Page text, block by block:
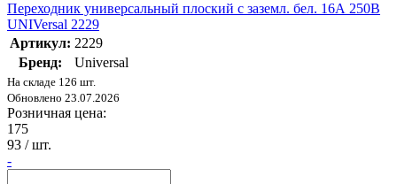
Переходник универсальный плоский с заземл. бел. 16А 250В
UNIVersal 2229
Артикул: 2229
Бренд:
Universal
На складе 126 шт.
Обновлено 23.07.2026
Розничная цена:
175
93 / шт.
-